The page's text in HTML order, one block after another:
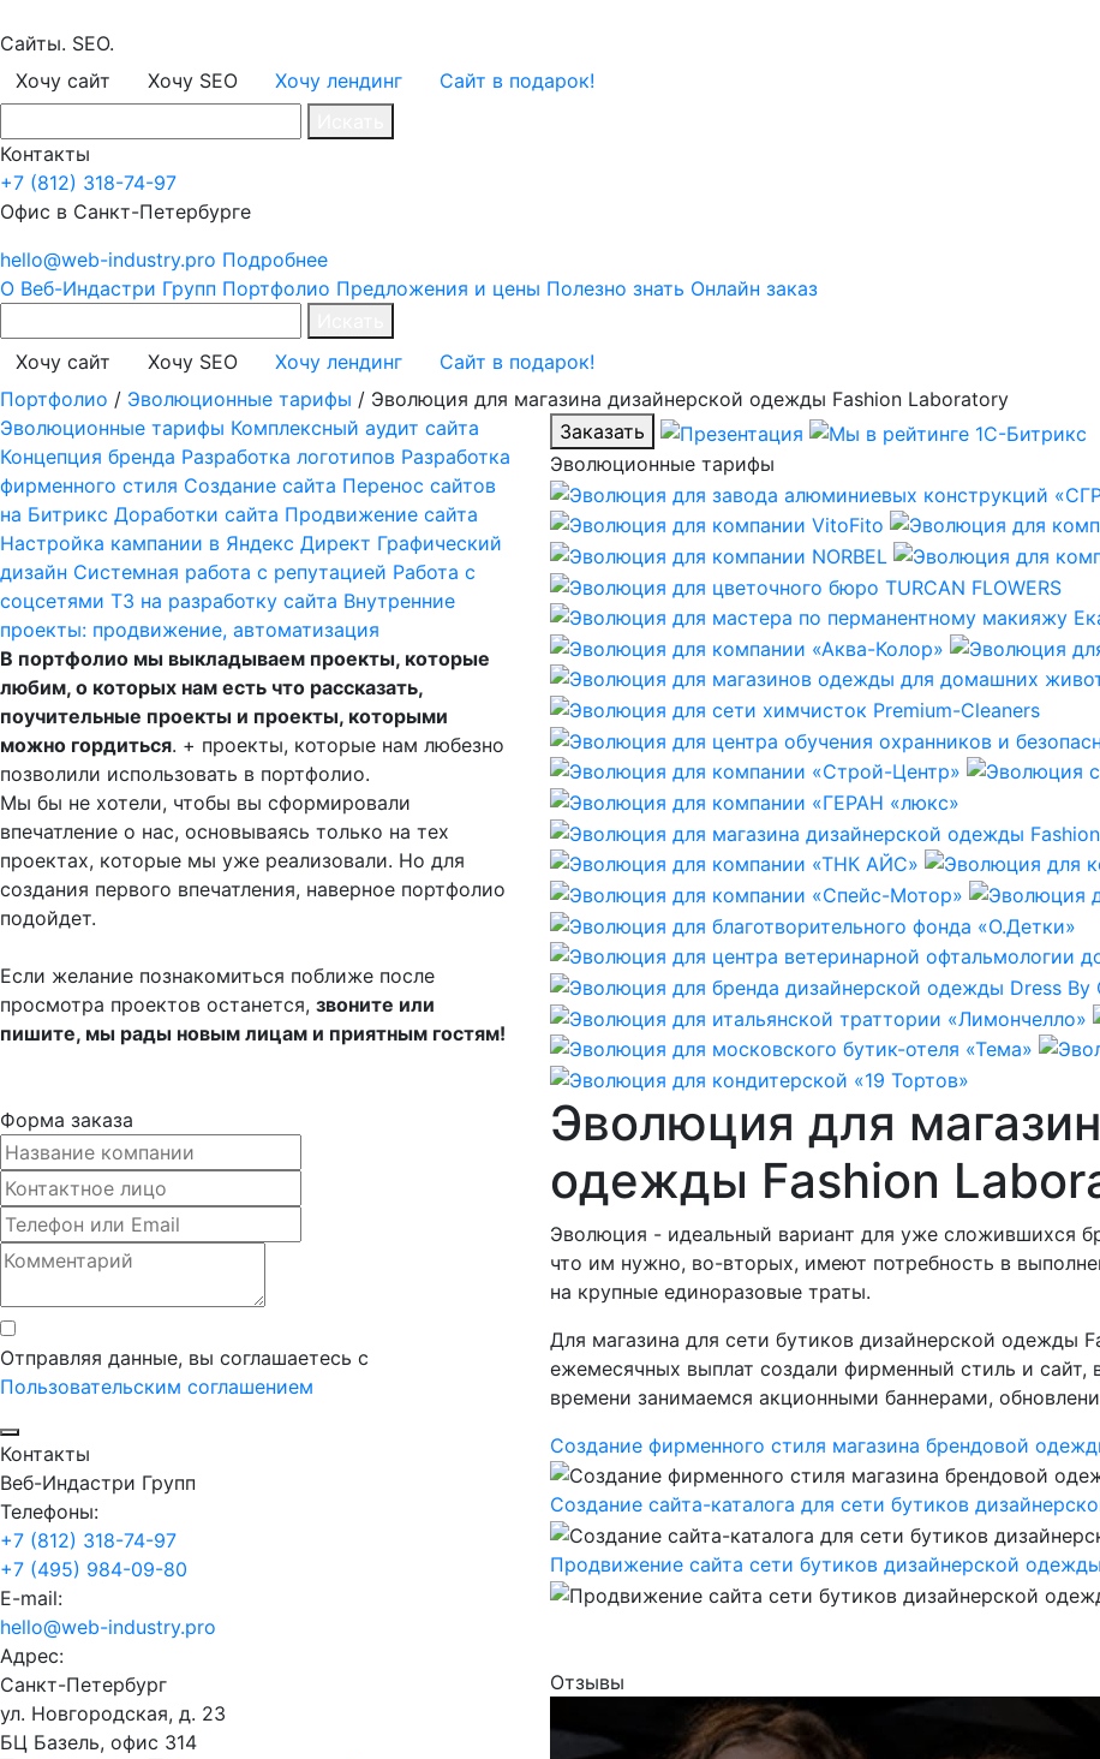
Сайты. SEO.
Хочу сайт
Хочу SEO Хочу лендинг
Сайт в подарок!
Контакты
+7 (812) 318-74-97
Офис в Санкт-Петербурге
hello@web-industry.pro Подробнее
О Веб-Индастри Групп Портфолио Предложения и цены Полезно знать Онлайн заказ
Хочу сайт
Хочу SEO Хочу лендинг
Сайт в подарок!
Портфолио / Эволюционные тарифы / Эволюция для магазина дизайнерской одежды Fashion Laboratory
Заказать
Эволюционные тарифы
Эволюция для
одежды Fashion
Эволюция - идеальный вариант для уже сложившихся
что им нужно, во-вторых, имеют потребность в
на крупные единоразовые траты.
Для магазина для сети бутиков дизайнерской одежды
ежемесячных выплат создали фирменный стиль и
времени занимаемся акционными баннерами,
Создание фирменного стиля магазина брендовой
Создание сайта-каталога для сети бутиков
Продвижение сайта сети бутиков дизайнерской
Отзывы
Эволюционные тарифы Комплексный аудит сайта
Концепция бренда Разработка логотипов Разработка
фирменного стиля Создание сайта Перенос сайтов
на Битрикс Доработки сайта Продвижение сайта
Настройка кампании в Яндекс Директ Графический
дизайн Системная работа с репутацией Работа с
соцсетями ТЗ на разработку сайта Внутренние
проекты: продвижение, автоматизация
В портфолио мы выкладываем проекты, которые
любим, о которых нам есть что рассказать,
поучительные проекты и проекты, которыми
можно гордиться. + проекты, которые нам любезно
позволили использовать в портфолио.
Мы бы не хотели, чтобы вы сформировали
впечатление о нас, основываясь только на тех
проектах, которые мы уже реализовали. Но для
создания первого впечатления, наверное портфолио
подойдет.
Если желание познакомиться поближе после
просмотра проектов останется, звоните или
пишите, мы рады новым лицам и приятным гостям!
Форма заказа
Отправляя данные, вы соглашаетесь с
Пользовательским соглашением
Контакты
Веб-Индастри Групп
Телефоны:
+7 (812) 318-74-97
+7 (495) 984-09-80
E-mail:
hello@web-industry.pro
Адрес:
Санкт-Петербург
ул. Новгородская, д. 23
БЦ Базель, офис 314